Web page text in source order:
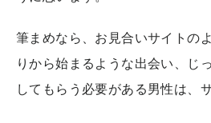
筆まめなら、お見合いサイトの
りから始まるような出会い、じ
してもらう必要がある男性は、